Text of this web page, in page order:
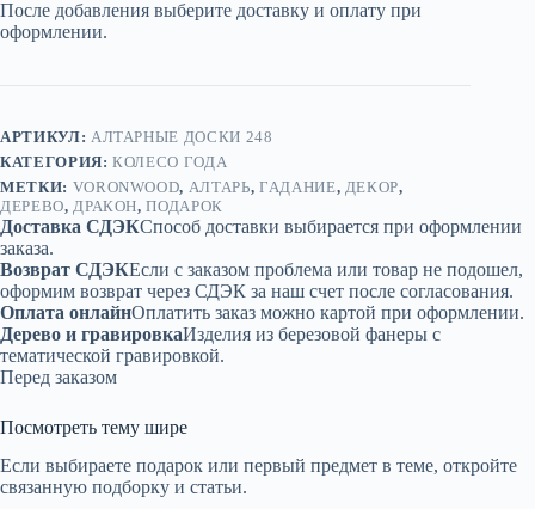
дракон»
-
После добавления выберите доставку и оплату при
оформлении.
АРТИКУЛ: АЛТАРНЫЕ ДОСКИ 248
КАТЕГОРИЯ:КОЛЕСО ГОДА
МЕТКИ: VORONWOOD, АЛТАРЬ, ГАДАНИЕ, ДЕКОР,
ДЕРЕВО, ДРАКОН,ПОДАРОК
Доставка СДЭКСпособ доставки выбирается при оформлении
заказа.
Возврат СДЭКЕсли с заказом проблема или товар не подошел,
оформим возврат через СДЭК за наш счет после согласования.
Оплата онлайнОплатить заказ можно картой при оформлении.
Дерево и гравировкаИзделия из березовой фанеры с
тематической гравировкой.
Перед заказом
Посмотреть тему шире
Если выбираете подарок или первый предмет в теме, откройте
связанную подборку и статьи.